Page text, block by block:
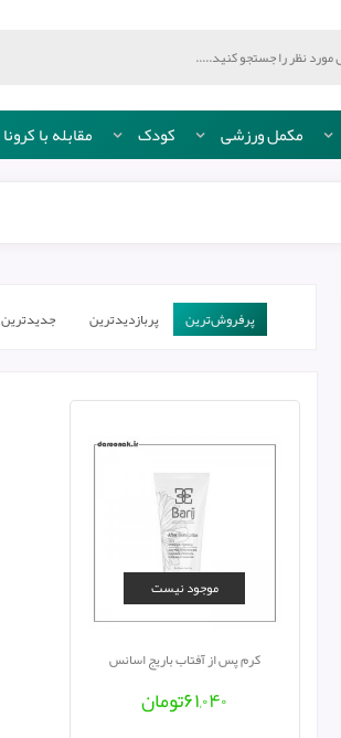
مکمل ورزشی کودک مقابله با کرونا
پرفروش‌ترین‌ پربازدیدترین جدیدترین
موجود نیست
کرم پس از آفتاب باریج اسانس
۶۱,۰۴۰تومان